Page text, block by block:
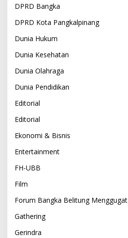
DPRD Bangka
DPRD Kota Pangkalpinang
Dunia Hukum
Dunia Kesehatan
Dunia Olahraga
Dunia Pendidikan
Editorial
Editorial
Ekonomi & Bisnis
Entertainment
FH-UBB
Film
Forum Bangka Belitung Menggugat
Gathering
Gerindra